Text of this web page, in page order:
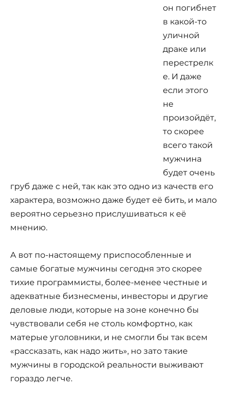
он погибнет
в какой-то
уличной
драке или
перестрелк
е. И даже
если этого
не
произойдёт,
то скорее
всего такой
мужчина
будет очень
груб даже с ней, так как это одно из качеств его
характера, возможно даже будет её бить, и мало
вероятно серьезно прислушиваться к её
мнению.
А вот по-настоящему приспособленные и
самые богатые мужчины сегодня это скорее
тихие программисты, более-менее честные и
адекватные бизнесмены, инвесторы и другие
деловые люди, которые на зоне конечно бы
чувствовали себя не столь комфортно, как
матерые уголовники, и не смогли бы так всем
«рассказать, как надо жить», но зато такие
мужчины в городской реальности выживают
гораздо легче.